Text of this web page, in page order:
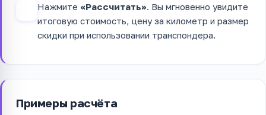
Нажмите «Рассчитать». Вы мгновенно увидите
итоговую стоимость, цену за километр и размер
скидки при использовании транспондера.
Примеры расчёта